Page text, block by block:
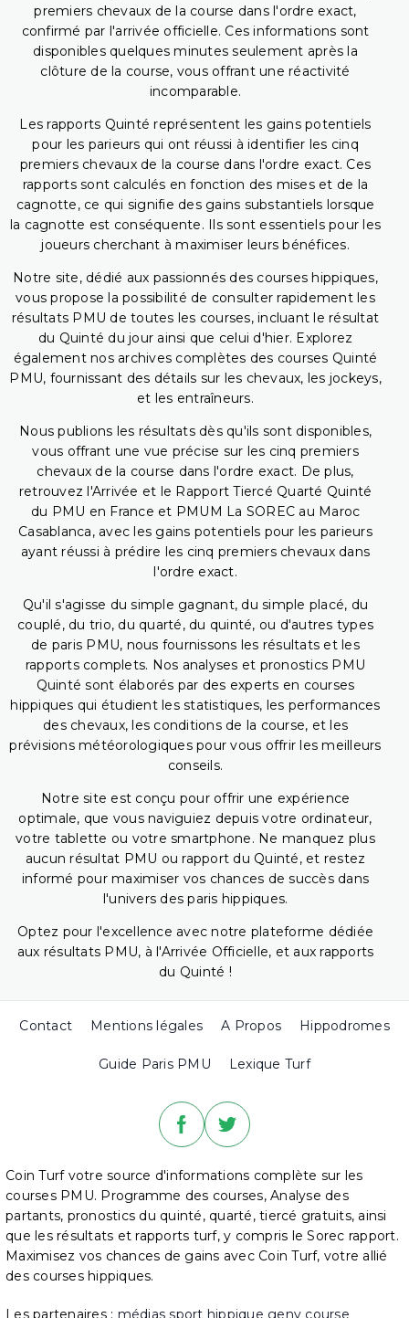
premiers chevaux de la course dans l'ordre exact,
confirmé par l'arrivée officielle. Ces informations sont
disponibles quelques minutes seulement après la
clôture de la course, vous offrant une réactivité
incomparable.
Les rapports Quinté représentent les gains potentiels
pour les parieurs qui ont réussi à identifier les cinq
premiers chevaux de la course dans l'ordre exact. Ces
rapports sont calculés en fonction des mises et de la
cagnotte, ce qui signifie des gains substantiels lorsque
la cagnotte est conséquente. Ils sont essentiels pour les
joueurs cherchant à maximiser leurs bénéfices.
Notre site, dédié aux passionnés des courses hippiques,
vous propose la possibilité de consulter rapidement les
résultats PMU de toutes les courses, incluant le résultat
du Quinté du jour ainsi que celui d'hier. Explorez
également nos archives complètes des courses Quinté
PMU, fournissant des détails sur les chevaux, les jockeys,
et les entraîneurs.
Nous publions les résultats dès qu'ils sont disponibles,
vous offrant une vue précise sur les cinq premiers
chevaux de la course dans l'ordre exact. De plus,
retrouvez l'Arrivée et le Rapport Tiercé Quarté Quinté
du PMU en France et PMUM La SOREC au Maroc
Casablanca, avec les gains potentiels pour les parieurs
ayant réussi à prédire les cinq premiers chevaux dans
l'ordre exact.
Qu'il s'agisse du simple gagnant, du simple placé, du
couplé, du trio, du quarté, du quinté, ou d'autres types
de paris PMU, nous fournissons les résultats et les
rapports complets. Nos analyses et pronostics PMU
Quinté sont élaborés par des experts en courses
hippiques qui étudient les statistiques, les performances
des chevaux, les conditions de la course, et les
prévisions météorologiques pour vous offrir les meilleurs
conseils.
Notre site est conçu pour offrir une expérience
optimale, que vous naviguiez depuis votre ordinateur,
votre tablette ou votre smartphone. Ne manquez plus
aucun résultat PMU ou rapport du Quinté, et restez
informé pour maximiser vos chances de succès dans
l'univers des paris hippiques.
Optez pour l'excellence avec notre plateforme dédiée
aux résultats PMU, à l'Arrivée Officielle, et aux rapports
du Quinté !
Contact Mentions légales A Propos Hippodromes
Guide Paris PMU Lexique Turf
Coin Turf votre source d'informations complète sur les
courses PMU. Programme des courses, Analyse des
partants, pronostics du quinté, quarté, tiercé gratuits, ainsi
que les résultats et rapports turf, y compris le Sorec rapport.
Maximisez vos chances de gains avec Coin Turf, votre allié
des courses hippiques.
Les partenaires : médias sport hippique geny course